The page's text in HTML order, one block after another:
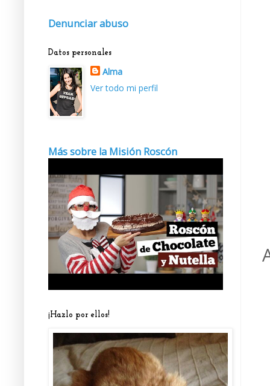
Denunciar abuso
Datos personales
Alma
Ver todo mi perfil
Más sobre la Misión Roscón
¡Hazlo por ellos!